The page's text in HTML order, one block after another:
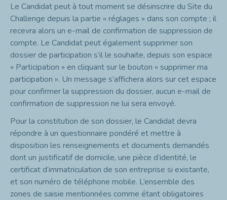
Le Candidat peut à tout moment se désinscrire du Site du
Challenge depuis la partie « réglages » dans son compte ; il
recevra alors un e-mail de confirmation de suppression de
compte. Le Candidat peut également supprimer son
dossier de participation s’il le souhaite, depuis son espace
« Participation » en cliquant sur le bouton « supprimer ma
participation ». Un message s’affichera alors sur cet espace
pour confirmer la suppression du dossier, aucun e-mail de
confirmation de suppression ne lui sera envoyé.
Pour la constitution de son dossier, le Candidat devra
répondre à un questionnaire pondéré et mettre à
disposition les renseignements et documents demandés
dont un justificatif de domicile, une pièce d’identité, le
certificat d’immatriculation de son entreprise si existante,
et son numéro de téléphone mobile. L’ensemble des
zones de saisie mentionnées comme étant obligatoires